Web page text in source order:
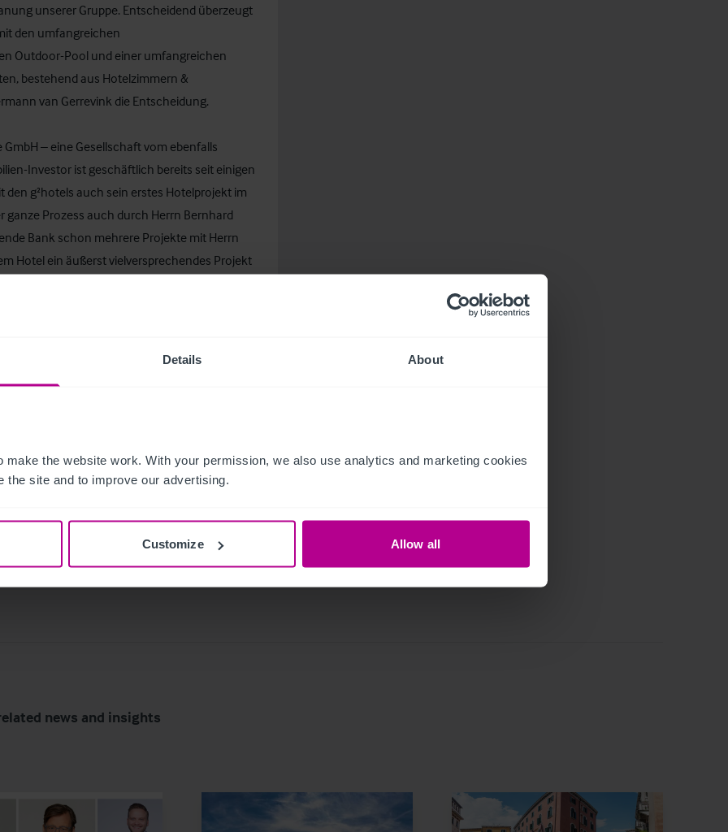
Details About
make the website work. With your permission, we also use analytics and marketing cookies
the site and to improve our advertising.
Customize Allow all
unserer Gruppe. Entscheidend überzeugt
den umfangreichen
Outdoor-Pool und einer umfangreichen
bestehend aus Hotelzimmern &
van Gerrevink die Entscheidung.
– eine Gesellschaft vom ebenfalls
Investor ist geschäftlich bereits seit einigen
g²hotels auch sein erstes Hotelprojekt im
Prozess auch durch Herrn Bernhard
Bank schon mehrere Projekte mit Herrn
Hotel ein äußerst vielversprechendes Projekt
einen kompetenten Betreiber mit langjähriger
erkennt und nutzen kann.“, kommentiert
Christie & Co, der die Veräußerung im
hat. „In den vergangenen Monaten konnte,
der Investorenpräferenz hin zur
mit der Wandlung der Reisegewohnheiten
Tirol, stellt dieses Hotel ein attraktives
Eigentümer und dem Betreiber viel Freude
news and insights